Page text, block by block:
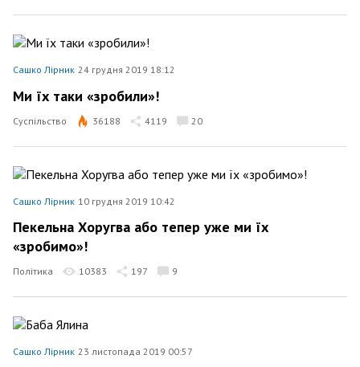
Сашко Лірник 24 грудня 2019 18:12
Ми їх таки «зробили»!
Суспільство 36188 4119 20
Сашко Лірник 10 грудня 2019 10:42
Пекельна Хоругва або тепер уже ми їх
«зробимо»!
Політика 10383 197 9
Сашко Лірник 23 листопада 2019 00:57